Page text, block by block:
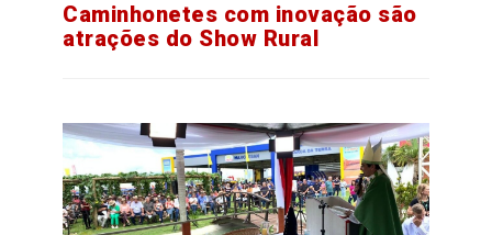
Caminhonetes com inovação são
atrações do Show Rural